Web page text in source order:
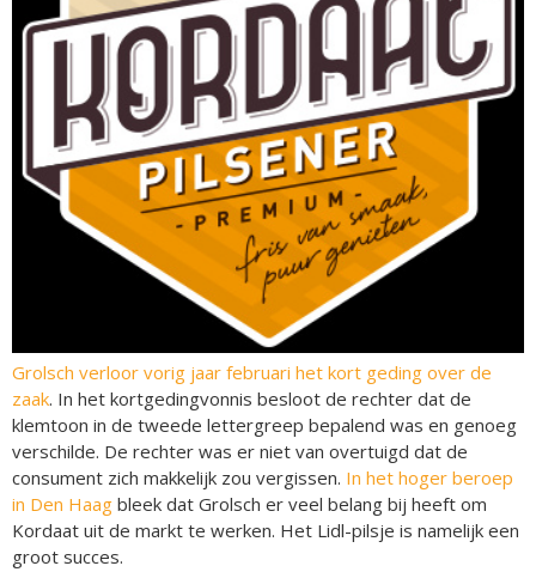
Grolsch verloor vorig jaar februari het kort geding over de
zaak. In het kortgedingvonnis besloot de rechter dat de
klemtoon in de tweede lettergreep bepalend was en genoeg
verschilde. De rechter was er niet van overtuigd dat de
consument zich makkelijk zou vergissen. In het hoger beroep
in Den Haag bleek dat Grolsch er veel belang bij heeft om
Kordaat uit de markt te werken. Het Lidl-pilsje is namelijk een
groot succes.